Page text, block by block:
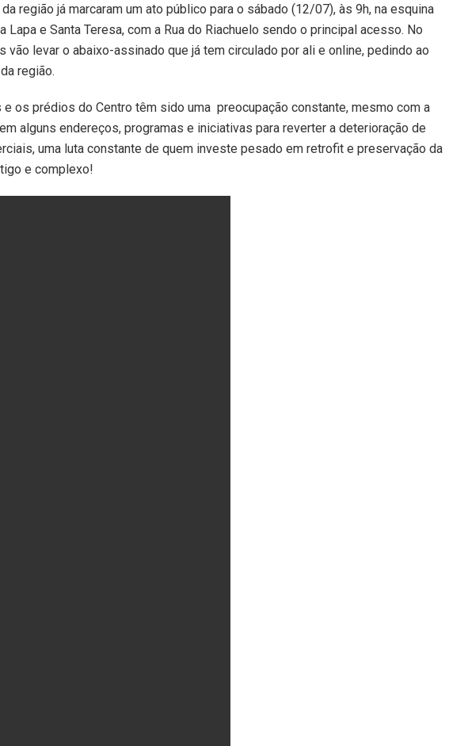
região já marcaram um ato público para o sábado (12/07), às 9h, na esquina
Lapa e Santa Teresa, com a Rua do Riachuelo sendo o principal acesso. No
vão levar o abaixo-assinado que já tem circulado por ali e online, pedindo ao
região.
os prédios do Centro têm sido uma preocupação constante, mesmo com a
alguns endereços, programas e iniciativas para reverter a deterioração de
uma luta constante de quem investe pesado em retrofit e preservação da
e complexo!